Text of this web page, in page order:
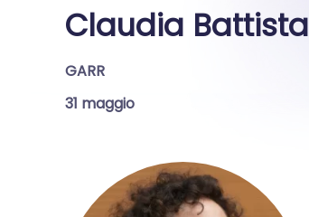
Claudia Battista
GARR
31 maggio